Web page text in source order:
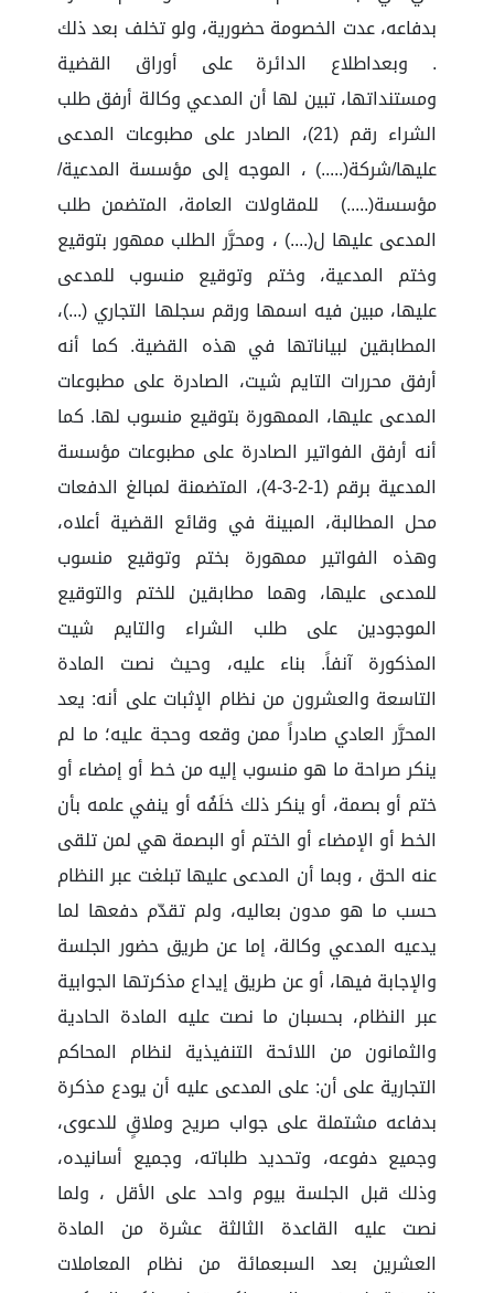
بدفاعه، عدت الخصومة حضورية، ولو تخلف بعد ذلك
. وبعداطلاع الدائرة على أوراق القضية
ومستنداتها، تبين لها أن المدعي وكالة أرفق طلب
الشراء رقم (21)، الصادر على مطبوعات المدعى
عليها/شركة(.....) ، الموجه إلى مؤسسة المدعية/
مؤسسة(.....) للمقاولات العامة، المتضمن طلب
المدعى عليها ل(....) ، ومحرَّر الطلب ممهور بتوقيع
وختم المدعية، وختم وتوقيع منسوب للمدعى
عليها، مبين فيه اسمها ورقم سجلها التجاري (...)،
المطابقين لبياناتها في هذه القضية. كما أنه
أرفق محررات التايم شيت، الصادرة على مطبوعات
المدعى عليها، الممهورة بتوقيع منسوب لها. كما
أنه أرفق الفواتير الصادرة على مطبوعات مؤسسة
المدعية برقم (1-2-3-4)، المتضمنة لمبالغ الدفعات
محل المطالبة، المبينة في وقائع القضية أعلاه،
وهذه الفواتير ممهورة بختم وتوقيع منسوب
للمدعى عليها، وهما مطابقين للختم والتوقيع
الموجودين على طلب الشراء والتايم شيت
المذكورة آنفاً. بناء عليه، وحيث نصت المادة
التاسعة والعشرون من نظام الإثبات على أنه: يعد
المحرَّر العادي صادراً ممن وقعه وحجة عليه؛ ما لم
ينكر صراحة ما هو منسوب إليه من خط أو إمضاء أو
ختم أو بصمة، أو ينكر ذلك خلَفُه أو ينفي علمه بأن
الخط أو الإمضاء أو الختم أو البصمة هي لمن تلقى
عنه الحق ، وبما أن المدعى عليها تبلغت عبر النظام
حسب ما هو مدون بعاليه، ولم تقدّم دفعها لما
يدعيه المدعي وكالة، إما عن طريق حضور الجلسة
والإجابة فيها، أو عن طريق إيداع مذكرتها الجوابية
عبر النظام، بحسبان ما نصت عليه المادة الحادية
والثمانون من اللائحة التنفيذية لنظام المحاكم
التجارية على أن: على المدعى عليه أن يودع مذكرة
بدفاعه مشتملة على جواب صريح وملاقٍ للدعوى،
وجميع دفوعه، وتحديد طلباته، وجميع أسانيده،
وذلك قبل الجلسة بيوم واحد على الأقل ، ولما
نصت عليه القاعدة الثالثة عشرة من المادة
العشرين بعد السبعمائة من نظام المعاملات